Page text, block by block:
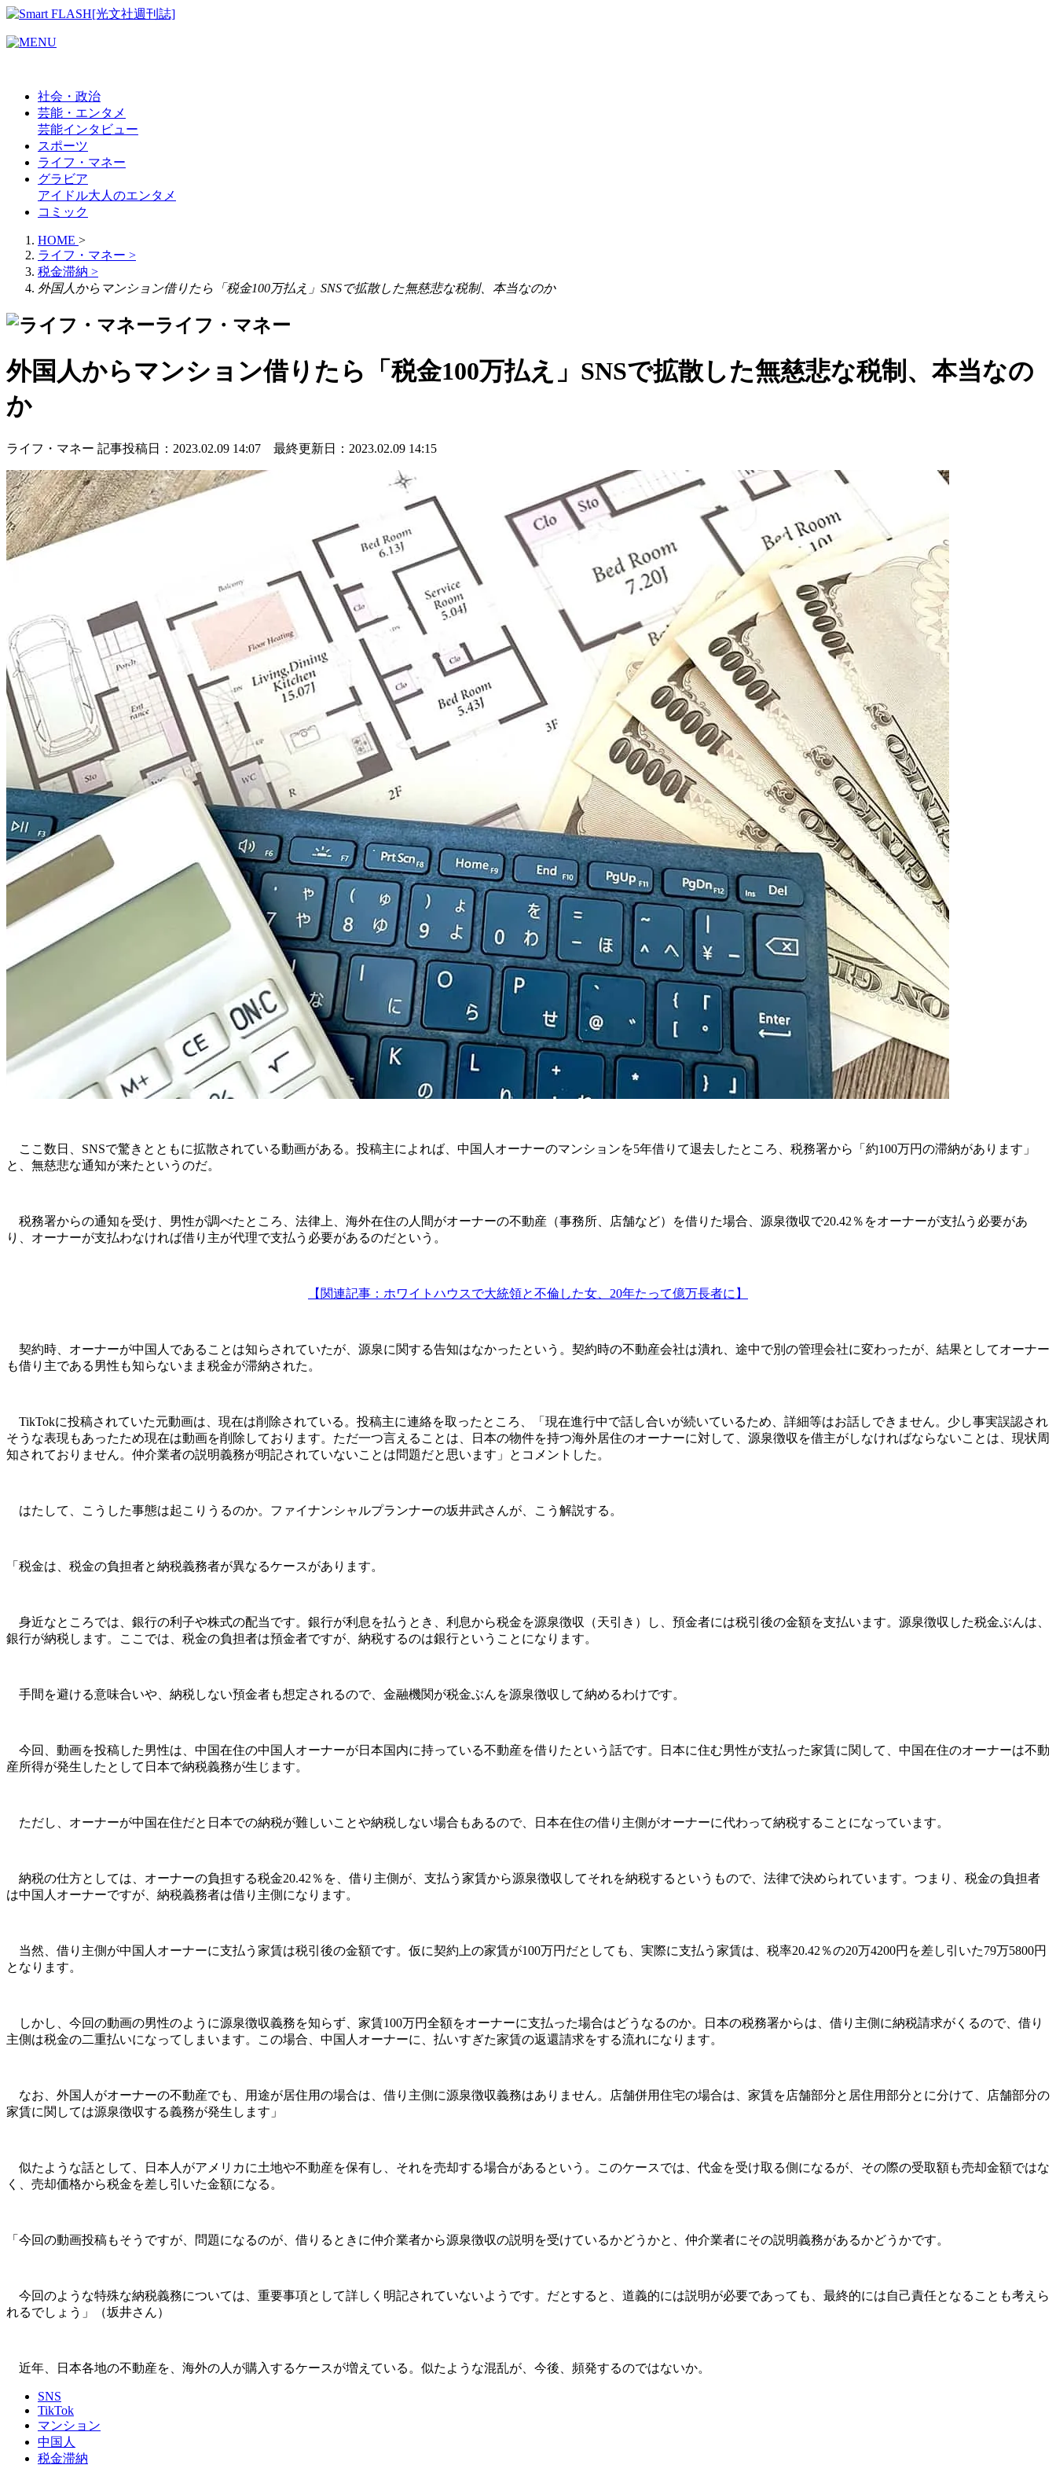
社会・政治
芸能・エンタメ
芸能インタビュー
スポーツ
ライフ・マネー
グラビア
アイドル大人のエンタメ
コミック
HOME >
ライフ・マネー >
税金滞納 >
外国人からマンション借りたら「税金100万払え」SNSで拡散した無慈悲な税制、本当なのか
ライフ・マネー
外国人からマンション借りたら「税金100万払え」SNSで拡散した無慈悲な税制、本当なの
か
ライフ・マネー 記事投稿日：2023.02.09 14:07 最終更新日：2023.02.09 14:15
ここ数日、SNSで驚きとともに拡散されている動画がある。投稿主によれば、中国人オーナーのマンションを5年借りて退去したところ、税務署から「約100万円の滞納があります」
と、無慈悲な通知が来たというのだ。
税務署からの通知を受け、男性が調べたところ、法律上、海外在住の人間がオーナーの不動産（事務所、店舗など）を借りた場合、源泉徴収で20.42％をオーナーが支払う必要があ
り、オーナーが支払わなければ借り主が代理で支払う必要があるのだという。
【関連記事：ホワイトハウスで大統領と不倫した女、20年たって億万長者に】
契約時、オーナーが中国人であることは知らされていたが、源泉に関する告知はなかったという。契約時の不動産会社は潰れ、途中で別の管理会社に変わったが、結果としてオーナー
も借り主である男性も知らないまま税金が滞納された。
TikTokに投稿されていた元動画は、現在は削除されている。投稿主に連絡を取ったところ、「現在進行中で話し合いが続いているため、詳細等はお話しできません。少し事実誤認され
そうな表現もあったため現在は動画を削除しております。ただ一つ言えることは、日本の物件を持つ海外居住のオーナーに対して、源泉徴収を借主がしなければならないことは、現状周
知されておりません。仲介業者の説明義務が明記されていないことは問題だと思います」とコメントした。
はたして、こうした事態は起こりうるのか。ファイナンシャルプランナーの坂井武さんが、こう解説する。
「税金は、税金の負担者と納税義務者が異なるケースがあります。
身近なところでは、銀行の利子や株式の配当です。銀行が利息を払うとき、利息から税金を源泉徴収（天引き）し、預金者には税引後の金額を支払います。源泉徴収した税金ぶんは、
銀行が納税します。ここでは、税金の負担者は預金者ですが、納税するのは銀行ということになります。
手間を避ける意味合いや、納税しない預金者も想定されるので、金融機関が税金ぶんを源泉徴収して納めるわけです。
今回、動画を投稿した男性は、中国在住の中国人オーナーが日本国内に持っている不動産を借りたという話です。日本に住む男性が支払った家賃に関して、中国在住のオーナーは不動
産所得が発生したとして日本で納税義務が生じます。
ただし、オーナーが中国在住だと日本での納税が難しいことや納税しない場合もあるので、日本在住の借り主側がオーナーに代わって納税することになっています。
納税の仕方としては、オーナーの負担する税金20.42％を、借り主側が、支払う家賃から源泉徴収してそれを納税するというもので、法律で決められています。つまり、税金の負担者
は中国人オーナーですが、納税義務者は借り主側になります。
当然、借り主側が中国人オーナーに支払う家賃は税引後の金額です。仮に契約上の家賃が100万円だとしても、実際に支払う家賃は、税率20.42％の20万4200円を差し引いた79万5800円
となります。
しかし、今回の動画の男性のように源泉徴収義務を知らず、家賃100万円全額をオーナーに支払った場合はどうなるのか。日本の税務署からは、借り主側に納税請求がくるので、借り
主側は税金の二重払いになってしまいます。この場合、中国人オーナーに、払いすぎた家賃の返還請求をする流れになります。
なお、外国人がオーナーの不動産でも、用途が居住用の場合は、借り主側に源泉徴収義務はありません。店舗併用住宅の場合は、家賃を店舗部分と居住用部分とに分けて、店舗部分の
家賃に関しては源泉徴収する義務が発生します」
似たような話として、日本人がアメリカに土地や不動産を保有し、それを売却する場合があるという。このケースでは、代金を受け取る側になるが、その際の受取額も売却金額ではな
く、売却価格から税金を差し引いた金額になる。
「今回の動画投稿もそうですが、問題になるのが、借りるときに仲介業者から源泉徴収の説明を受けているかどうかと、仲介業者にその説明義務があるかどうかです。
今回のような特殊な納税義務については、重要事項として詳しく明記されていないようです。だとすると、道義的には説明が必要であっても、最終的には自己責任となることも考えら
れるでしょう」（坂井さん）
近年、日本各地の不動産を、海外の人が購入するケースが増えている。似たような混乱が、今後、頻発するのではないか。
SNS
TikTok
マンション
中国人
税金滞納